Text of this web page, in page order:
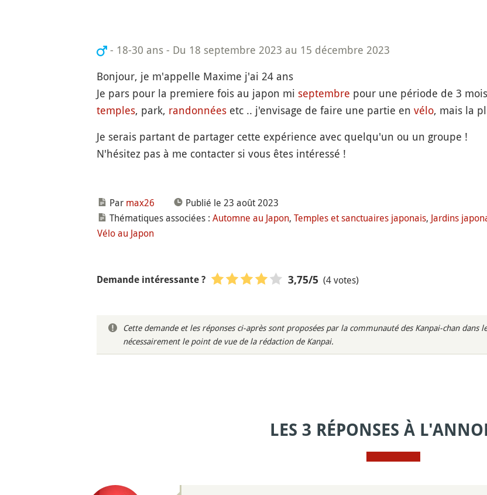
- 18-30 ans - Du 18 septembre 2023 au 15 décembre 2023
Bonjour, je m'appelle Maxime j'ai 24 ans
Je pars pour la premiere fois au japon mi septembre pour une période de 3
temples, park, randonnéesetc .. j'envisage de faire une partie en vélo, mais la
Je serais partant de partager cette expérience avec quelqu'un ou un groupe !
N'hésitez pas à me contacter si vous êtes intéressé !
Par max26
Publié le 23 août 2023
Thématiques associées : Automne au Japon, Temples et sanctuaires japonais, Jardins
Vélo au Japon
Demande intéressante ? 3,75/5 (4 votes)
Cette demande et les réponses ci-après sont proposées par la communauté des Kanpai-chan
nécessairement le point de vue de la rédaction de Kanpai.
LES 3 RÉPONSES À